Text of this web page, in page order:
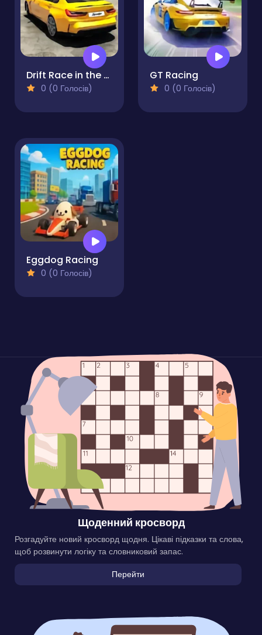
Drift Race in the Open World
0 (0 Голосів)
GT Racing
0 (0 Голосів)
Eggdog Racing
0 (0 Голосів)
Щоденний кросворд
Розгадуйте новий кросворд щодня. Цікаві підказки та слова,
щоб розвинути логіку та словниковий запас.
Перейти